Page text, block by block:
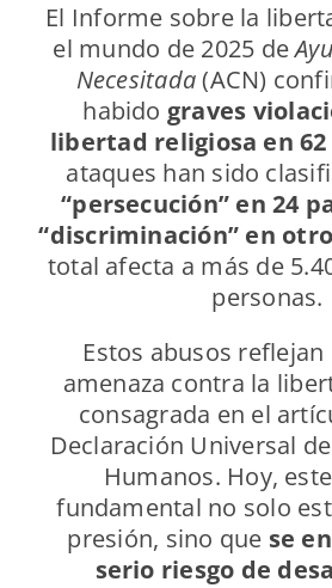
El Informe sobre la
el mundo de 2025 de
Necesitada(ACN)
habido graves
libertad religiosa en 62
ataques han sido
“persecución” en 24
“discriminación” en
total afecta a más de
personas.
Estos abusos
amenaza contra la
consagrada en el
Declaración Universal
Humanos. Hoy,
fundamental no solo
presión, sino que se
serio riesgo de